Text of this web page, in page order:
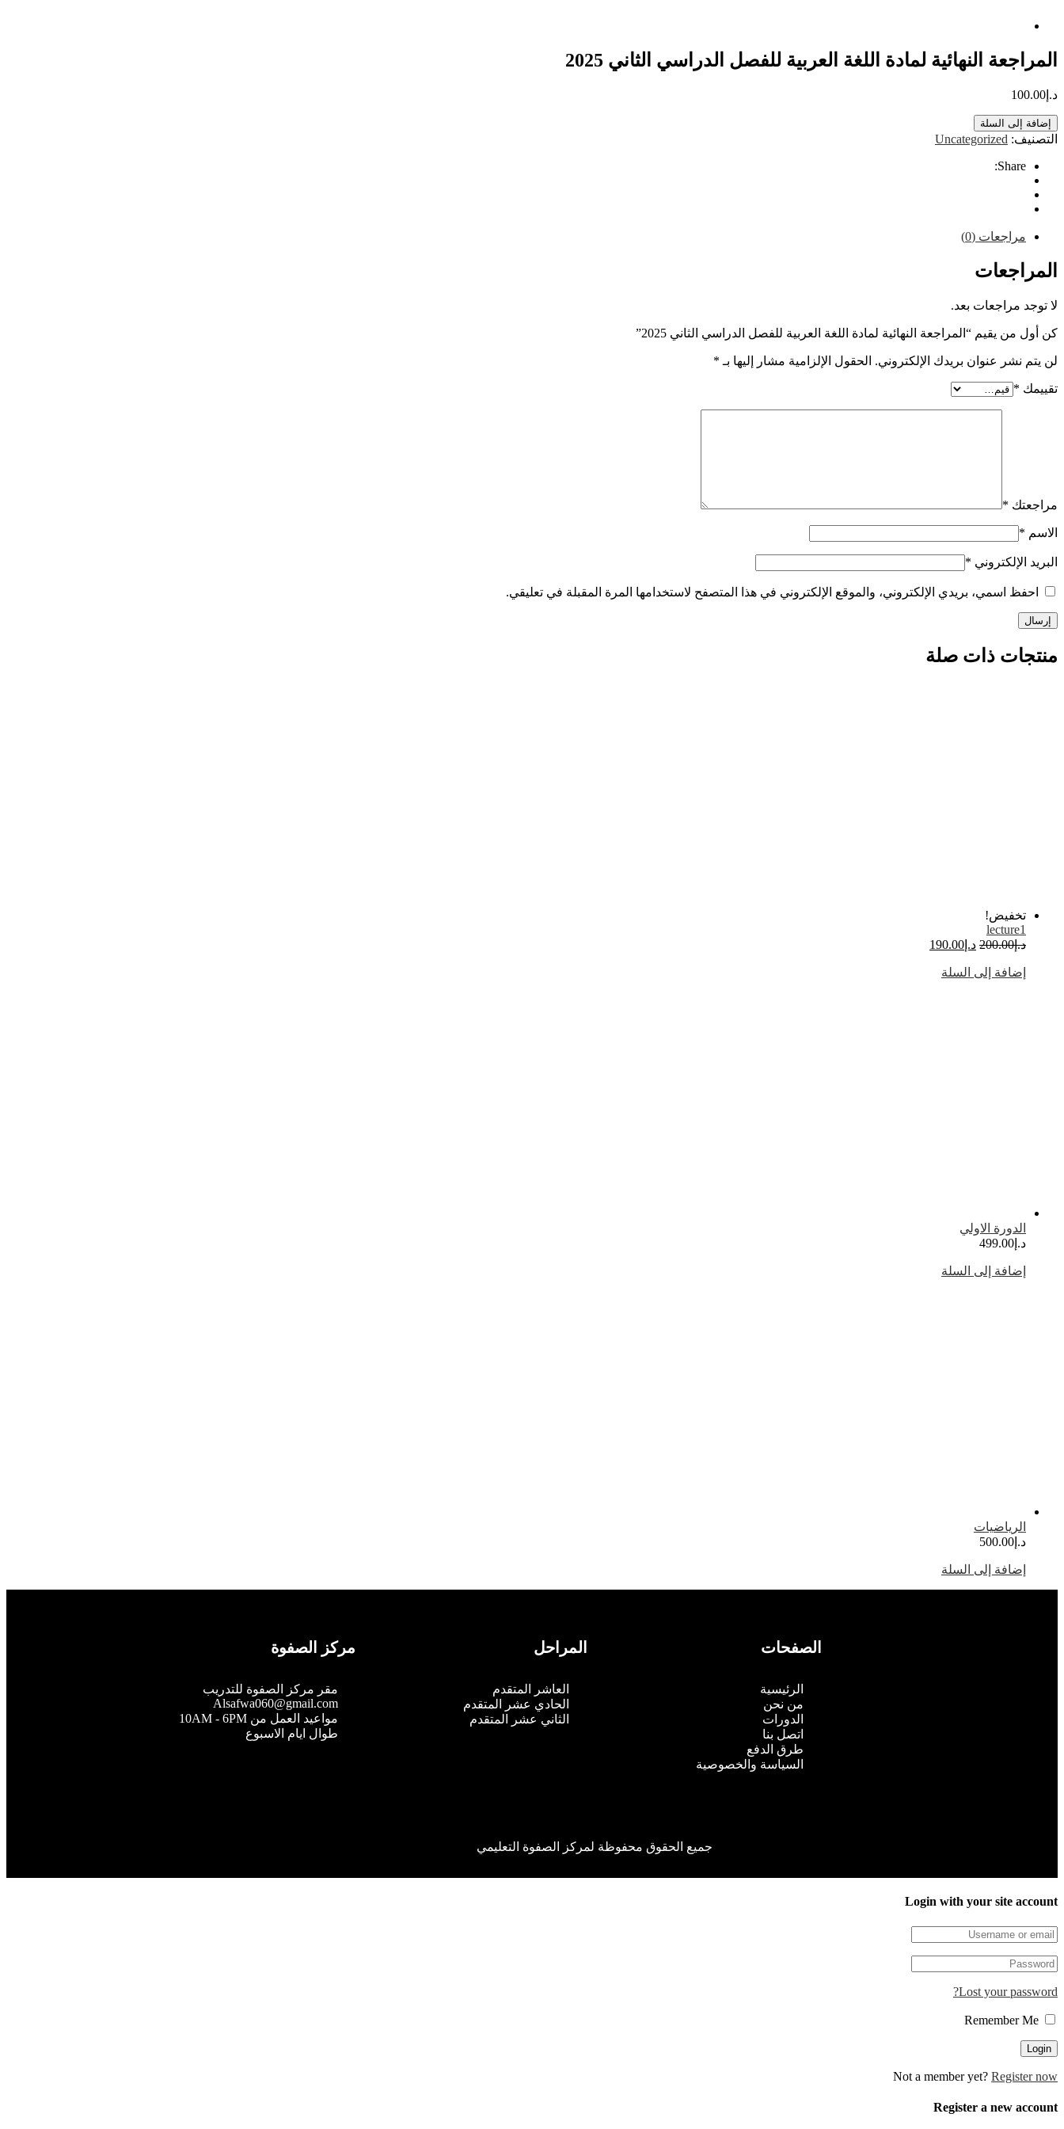
المراجعة النهائية لمادة اللغة العربية للفصل الدراسي الثاني 2025
د.إ 100.00
إضافة إلى السلة
التصنيف: Uncategorized
Share:
مراجعات (0)
المراجعات
لا توجد مراجعات بعد.
كن أول من يقيم “المراجعة النهائية لمادة اللغة العربية للفصل الدراسي الثاني 2025”
لن يتم نشر عنوان بريدك الإلكتروني. الحقول الإلزامية مشار إليها بـ *
تقييمك *
مراجعتك *
الاسم *
البريد الإلكتروني *
احفظ اسمي، بريدي الإلكتروني، والموقع الإلكتروني في هذا المتصفح لاستخدامها المرة المقبلة في تعليقي.
منتجات ذات صلة
تخفيض!
lecture1
د.إ200.00 د.إ 190.00
إضافة إلى السلة
الدورة الاولي
د.إ 499.00
إضافة إلى السلة
الرياضيات
د.إ 500.00
إضافة إلى السلة
الصفحات
الرئيسية
من نحن
الدورات
اتصل بنا
طرق الدفع
السياسة والخصوصية
المراحل
العاشر المتقدم
الحادي عشر المتقدم
الثاني عشر المتقدم
مركز الصفوة
مقر مركز الصفوة للتدريب
Alsafwa060@gmail.com
مواعيد العمل من 10AM - 6PM
طوال ايام الاسبوع
جميع الحقوق محفوظة لمركز الصفوة التعليمي
Login with your site account
Lost your password?
Not a member yet? Register now
Register a new account